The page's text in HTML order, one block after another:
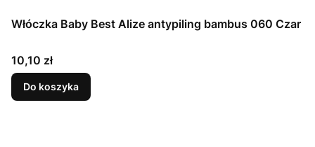
Włóczka Baby Best Alize antypiling bambus 060 Czar
Cena
10,10 zł
Do koszyka